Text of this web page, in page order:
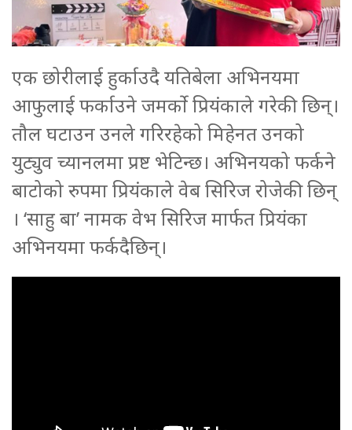
एक छोरीलाई हुर्काउदै यतिबेला अभिनयमा
आफुलाई फर्काउने जमर्को प्रियंकाले गरेकी छिन्।
तौल घटाउन उनले गरिरहेको मिहेनत उनको
युट्युव च्यानलमा प्रष्ट भेटिन्छ। अभिनयको फर्कने
बाटोको रुपमा प्रियंकाले वेब सिरिज रोजेकी छिन्
। ‘साहु बा’ नामक वेभ सिरिज मार्फत प्रियंका
अभिनयमा फर्कदैछिन्।